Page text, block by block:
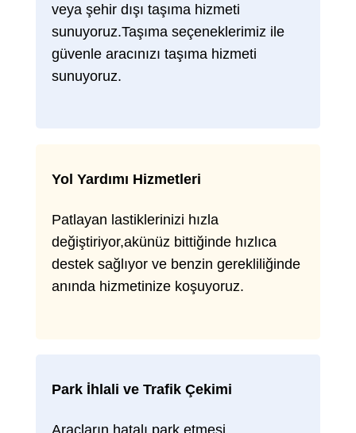
veya şehir dışı taşıma hizmeti
sunuyoruz.Taşıma seçeneklerimiz ile
güvenle aracınızı taşıma hizmeti
sunuyoruz.
Yol Yardımı Hizmetleri
Patlayan lastiklerinizi hızla
değiştiriyor,akünüz bittiğinde hızlıca
destek sağlıyor ve benzin gerekliliğinde
anında hizmetinize koşuyoruz.
Park İhlali ve Trafik Çekimi